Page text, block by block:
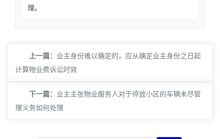
理。
上一篇： ​业主身份难以确定的，应从确定业主身份之日起
计算物业费诉讼时效
下一篇： ​业主主张物业服务人对于停放小区的车辆未尽管
理义务如何处理